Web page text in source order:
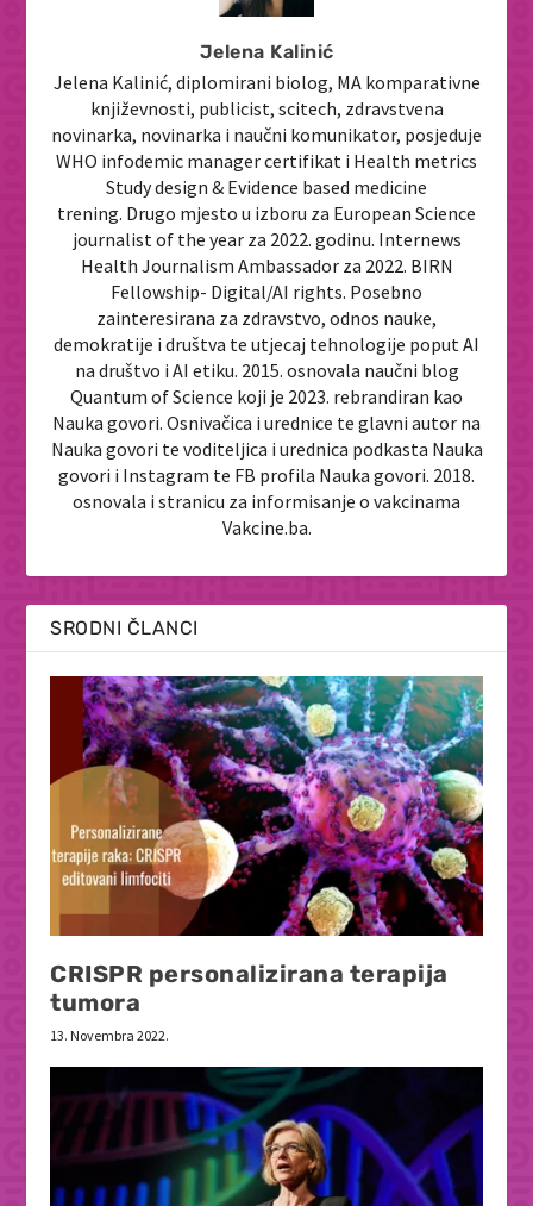
Jelena Kalinić
Jelena Kalinić, diplomirani biolog, MA komparativne
književnosti, publicist, scitech, zdravstvena
novinarka, novinarka i naučni komunikator, posjeduje
WHO infodemic manager certifikat i Health metrics
Study design & Evidence based medicine
trening. Drugo mjesto u izboru za European Science
journalist of the year za 2022. godinu. Internews
Health Journalism Ambassador za 2022. BIRN
Fellowship- Digital/AI rights. Posebno
zainteresirana za zdravstvo, odnos nauke,
demokratije i društva te utjecaj tehnologije poput AI
na društvo i AI etiku. 2015. osnovala naučni blog
Quantum of Science koji je 2023. rebrandiran kao
Nauka govori. Osnivačica i urednice te glavni autor na
Nauka govori te voditeljica i urednica podkasta Nauka
govori i Instagram te FB profila Nauka govori. 2018.
osnovala i stranicu za informisanje o vakcinama
Vakcine.ba.
SRODNI ČLANCI
CRISPR personalizirana terapija
tumora
13. Novembra 2022.